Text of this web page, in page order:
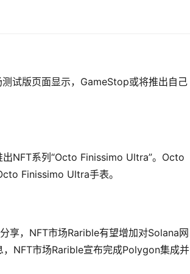
试版页面显示，GameStop或将推出自己
NFT系列“Octo Finissimo Ultra”。Octo
Finissimo Ultra手表。
享，NFT市场Rarible有望增加对Solana网
NFT市场Rarible宣布完成Polygon集成并